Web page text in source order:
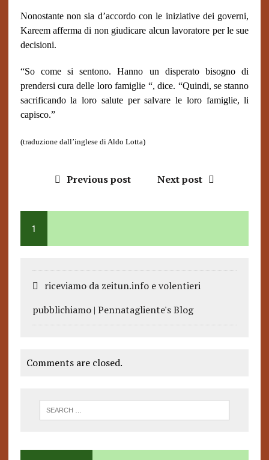
Nonostante non sia d’accordo con le iniziative dei governi,
Kareem afferma di non giudicare alcun lavoratore per le sue
decisioni.
“So come si sentono. Hanno un disperato bisogno di
prendersi cura delle loro famiglie “, dice. “Quindi, se stanno
sacrificando la loro salute per salvare le loro famiglie, li
capisco.”
(traduzione dall’inglese di Aldo Lotta)
Previous post Next post
1
riceviamo da zeitun.info e volentieri
pubblichiamo | Pennatagliente's Blog
Comments are closed.